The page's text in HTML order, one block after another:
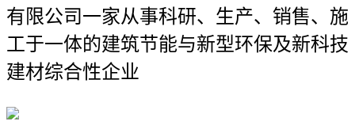
有限公司一家从事科研、生产、销售、施
工于一体的建筑节能与新型环保及新科技
建材综合性企业